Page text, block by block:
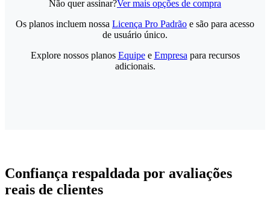
Não quer assinar?Ver mais opções de compra
Os planos incluem nossa Licença Pro Padrão e são para acesso
de usuário único.
Explore nossos planos Equipee Empresa para recursos
adicionais.
Confiança respaldada por avaliações
reais de clientes